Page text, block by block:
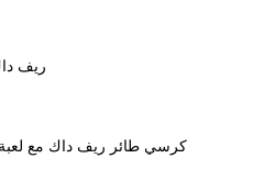
ريف
كرسي طائر ريف داك مع